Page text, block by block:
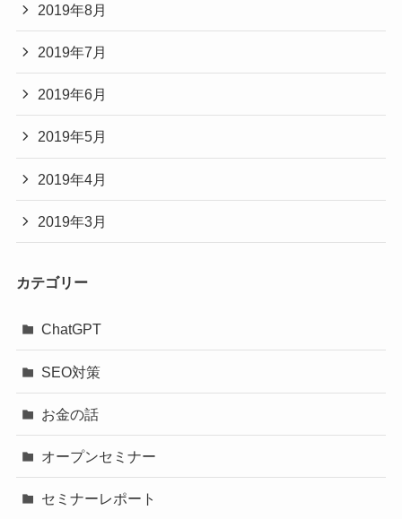
2019年8月
2019年7月
2019年6月
2019年5月
2019年4月
2019年3月
カテゴリー
ChatGPT
SEO対策
お金の話
オープンセミナー
セミナーレポート